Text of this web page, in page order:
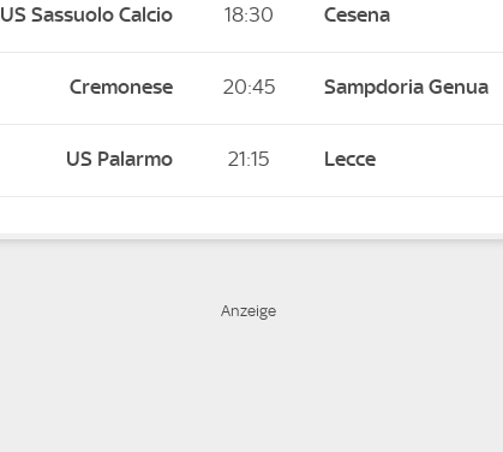
US Sassuolo Calcio 18:30 Cesena
Cremonese 20:45 Sampdoria Genua
US Palarmo 21:15 Lecce